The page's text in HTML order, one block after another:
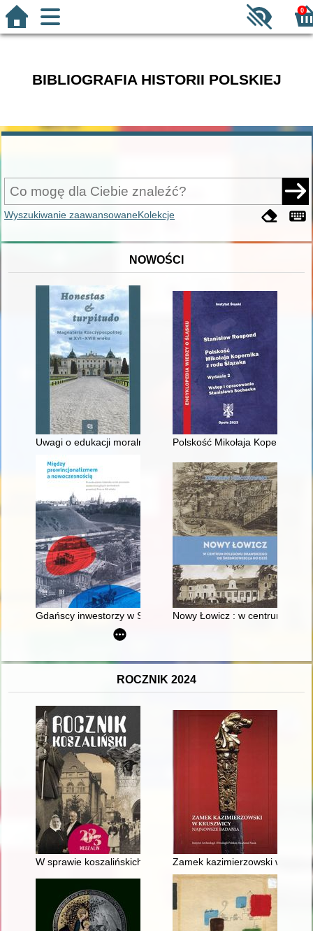
0
BIBLIOGRAFIA HISTORII POLSKIEJ
Wyszukiwanie zaawansowaneKolekcje
NOWOŚCI
Uwagi o edukacji moralnej synów szlacheckich w XVI-
Polskość Mikołaja Kopernika z
Gdańscy inwestorzy w Sopocie : prestiż finansowy i
Nowy Łowicz : w centrum
ROCZNIK 2024
W sprawie koszalińskich procesów o czary z lat 1620-1626
Zamek kazimierzowski w